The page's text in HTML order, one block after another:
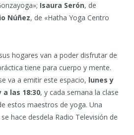
Isaura Serón, de
Núñez, de «Hatha Yoga Centro
hogares van a poder disfrutar de
tiene para cuerpo y mente.
va a emitir este espacio, lunes y
a las 18:30, y cada semana la clase
estos maestros de yoga. Una
hace desdela Radio Televisión de